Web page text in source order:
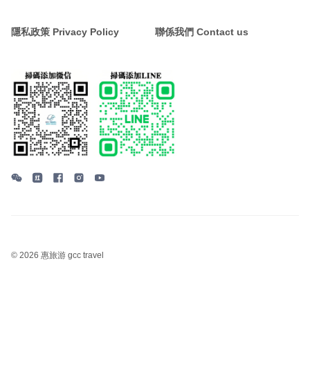
隱私政策 Privacy Policy 聯係我們 Contact us
© 2026 惠旅游 gcc travel